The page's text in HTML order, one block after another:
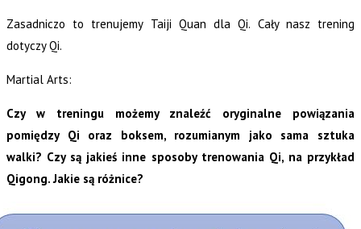
Zasadniczo to trenujemy Taiji Quan dla Qi. Cały nasz trening
dotyczy Qi.
Martial Arts:
Czy w treningu możemy znaleźć oryginalne powiązania
pomiędzy Qi oraz boksem, rozumianym jako sama sztuka
walki? Czy są jakieś inne sposoby trenowania Qi, na przykład
Qigong. Jakie są różnice?